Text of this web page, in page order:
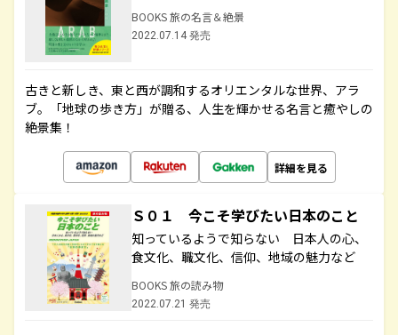
BOOKS 旅の名言＆絶景
2022.07.14 発売
古きと新しき、東と西が調和するオリエンタルな世界、アラ
ブ。「地球の歩き方」が贈る、人生を輝かせる名言と癒やしの
絶景集！
詳細を見る
Ｓ０１ 今こそ学びたい日本のこと
知っているようで知らない 日本人の心、
食文化、職文化、信仰、地域の魅力など
BOOKS 旅の読み物
2022.07.21 発売